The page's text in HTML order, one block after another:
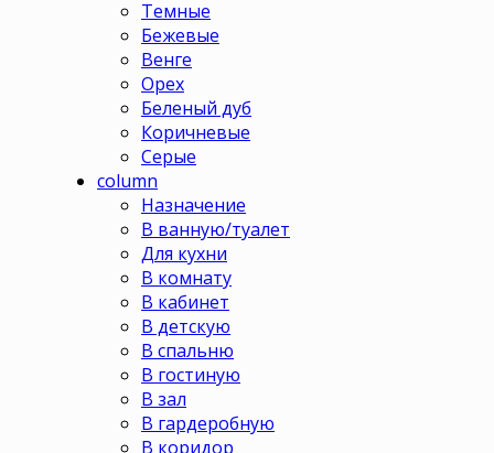
Темные
Бежевые
Венге
Орех
Беленый дуб
Коричневые
Серые
column
Назначение
В ванную/туалет
Для кухни
В комнату
В кабинет
В детскую
В спальню
В гостиную
В зал
В гардеробную
В коридор